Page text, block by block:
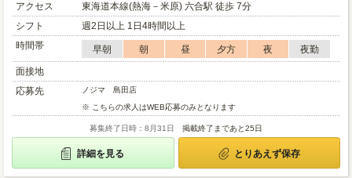
アクセス
東海道本線(熱海－米原) 六合駅 徒歩 7分
シフト
週2日以上 1日4時間以上
時間帯
早朝 朝 昼 夕方 夜
夜勤
面接地
応募先
ノジマ 島田店
※ こちらの求人はWEB応募のみとなります
募集終了日時：8月31日 掲載終了まであと25日
詳細を見る とりあえず保存